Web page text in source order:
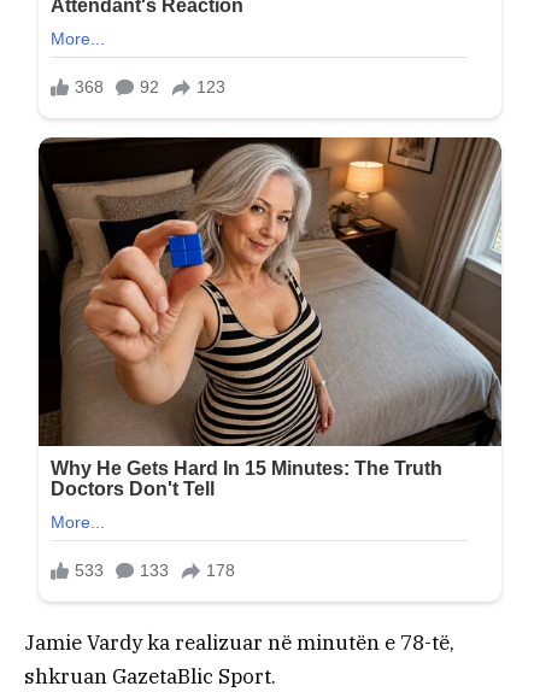
Jamie Vardy ka realizuar në minutën e 78-të,
shkruan GazetaBlic Sport.